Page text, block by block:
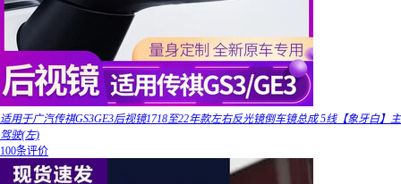
适用于广汽传祺GS3GE3后视镜1718至22年款左右反光镜倒车镜总成 5线【象牙白】主
驾驶(左)
100条评价